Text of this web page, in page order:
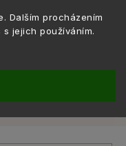
Dalším procházením
jejich používáním.